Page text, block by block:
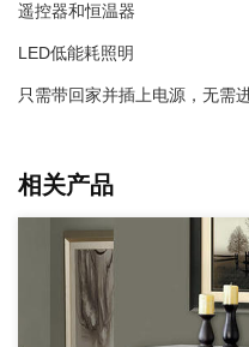
遥控器和恒温器
LED低能耗照明
只需带回家并插上电源，无需
相关产品